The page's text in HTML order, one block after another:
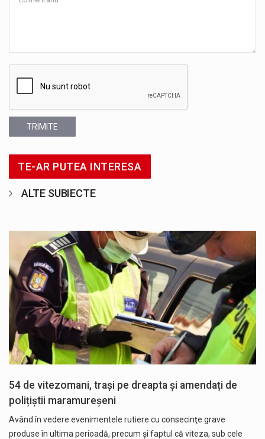
TRIMITE
TE-AR PUTEA INTERESA
ALTE SUBIECTE
54 de vitezomani, trași pe dreapta și amendați de
polițiștii maramureșeni
Având în vedere evenimentele rutiere cu consecinţe grave
produse în ultima perioadă, precum și faptul că viteza, sub cele